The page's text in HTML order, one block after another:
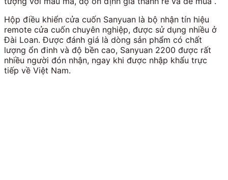
Hộp điều khiển cửa cuốn Sanyuan là bộ nhận tín hiệu
remote cửa cuốn chuyên nghiệp, được sử dụng nhiều ở
Đài Loan. Được đánh giá là dòng sản phẩm có chất
lượng ổn đinh và độ bền cao, Sanyuan 2200 được rất
nhiều người đón nhận, ngay khi được nhập khẩu trực
tiếp về Việt Nam.